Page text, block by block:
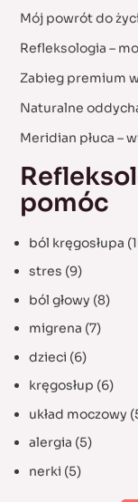
c
o
r
:
Mój powrót do
Refleksologia –
Zabieg premium
Naturalne
Meridian płuca –
pomóc
ból kręgosłupa
stres (9)
ból głowy (8)
migrena (7)
dzieci (6)
kręgosłup (6)
układ moczowy
alergia (5)
nerki (5)